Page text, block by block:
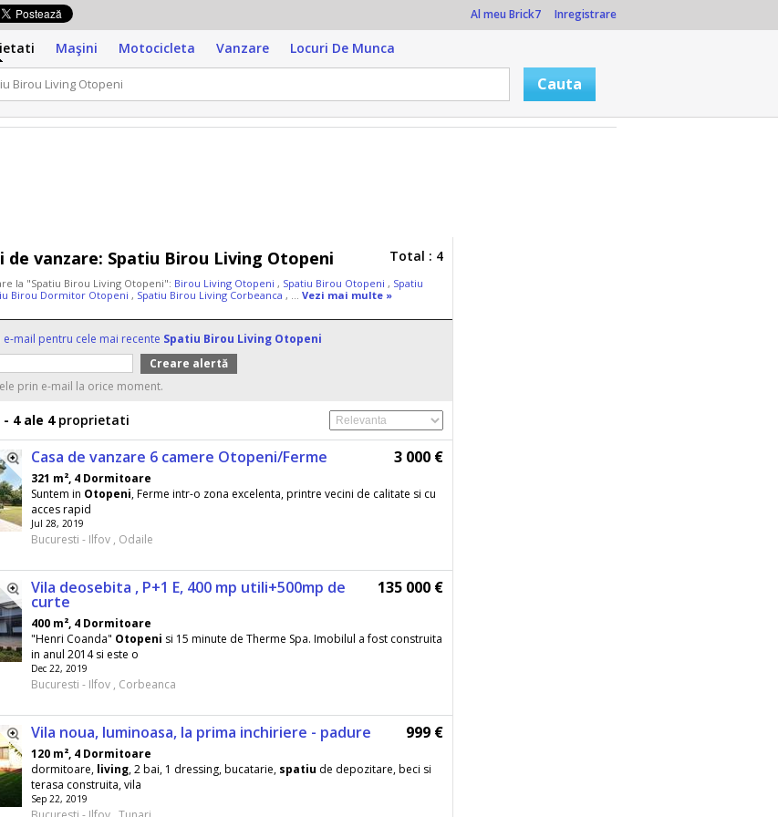
Al meu Brick7 Inregistrare
Maşini Motocicleta Vanzare Locuri De Munca
vanzare: Spatiu Birou Living Otopeni Total : 4
la "Spatiu Birou Living Otopeni": Birou Living Otopeni , Spatiu Birou Otopeni , Spatiu
Birou Dormitor Otopeni , Spatiu Birou Living Corbeanca , ... Vezi mai multe »
mail pentru cele mai recente Spatiu Birou Living Otopeni
prin e-mail la orice moment.
4 ale 4proprietati
Casa de vanzare 6 camere Otopeni/Ferme 3 000 €
321 m², 4 Dormitoare
Suntem in Otopeni, Ferme intr-o zona excelenta, printre vecini de calitate si cu
acces rapid
Jul 28, 2019
Bucuresti - Ilfov , Odaile
Vila deosebita , P+1 E, 400 mp utili+500mp de
curte
135 000 €
400 m², 4 Dormitoare
"Henri Coanda" Otopeni si 15 minute de Therme Spa. Imobilul a fost construita
in anul 2014 si este o
Dec 22, 2019
Bucuresti - Ilfov , Corbeanca
Vila noua, luminoasa, la prima inchiriere - padure 999 €
120 m², 4 Dormitoare
dormitoare, living, 2 bai, 1 dressing, bucatarie, spatiu de depozitare, beci si
terasa construita, vila
Sep 22, 2019